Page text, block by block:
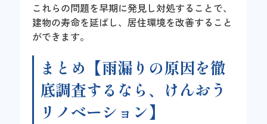
これらの問題を早期に発見し対処することで、
建物の寿命を延ばし、居住環境を改善すること
ができます。
まとめ【雨漏りの原因を徹
底調査するなら、けんおう
リノベーション】